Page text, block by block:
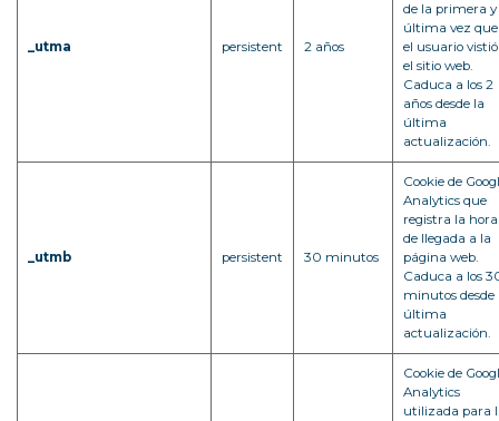
_utma persistent 2 años
de la primera y
última vez que
el usuario vistió
el sitio web.
Caduca a los 2
años desde la
última
actualización.
_utmb persistent 30 minutos
Cookie de
Analytics que
registra la hora
de llegada a la
página web.
Caduca a los
minutos desde
última
actualización.
Cookie de
Analytics
utilizada para